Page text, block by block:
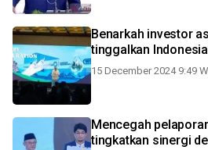
Benarkah investor
tinggalkan
15 December 2024 9:49
Mencegah
tingkatkan sinergi